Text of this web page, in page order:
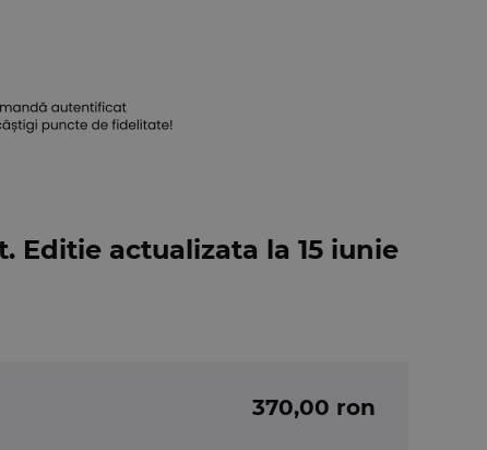
Editie actualizata la 15 iunie
370,00 ron